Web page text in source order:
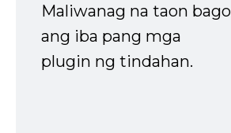
Maliwanag na taon bago
ang iba pang mga
plugin ng tindahan.